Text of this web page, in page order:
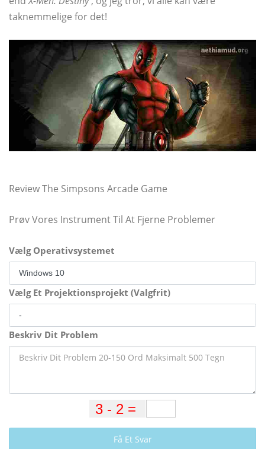
taknemmelige for det!
Review The Simpsons Arcade Game
Prøv Vores Instrument Til At Fjerne Problemer
Vælg Operativsystemet
Vælg Et Projektionsprojekt (Valgfrit)
Beskriv Dit Problem
Få Et Svar